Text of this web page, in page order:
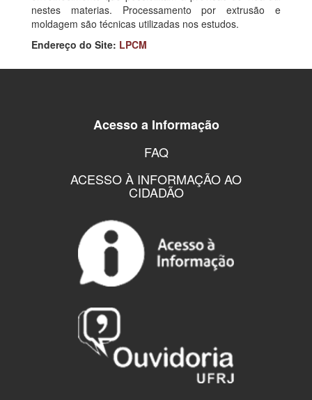
nestes materias. Processamento por extrusão e
moldagem são técnicas utilizadas nos estudos.
Endereço do Site: LPCM
Acesso a Informação
FAQ
ACESSO À INFORMAÇÃO AO
CIDADÃO